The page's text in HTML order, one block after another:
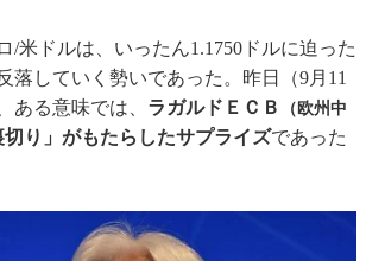
米ドルは、いったん1.1750ドルに迫った
落していく勢いであった。昨日（9月11
ある意味では、 ラガルドＥＣＢ
（欧州中
り」がもたらしたサプライズであった